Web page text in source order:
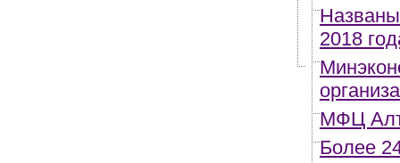
2018
МФЦ
Более